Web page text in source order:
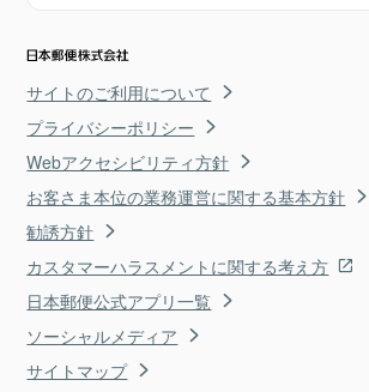
サイトのご利用について
プライバシーポリシー
Webアクセシビリティ方針
お客さま本位の業務運営に関する基本方針
勧誘方針
カスタマーハラスメントに関する考え方
日本郵便公式アプリ一覧
ソーシャルメディア
サイトマップ